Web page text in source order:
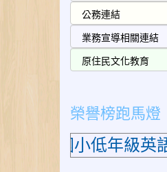
榮譽榜跑馬燈
國小低年級英語